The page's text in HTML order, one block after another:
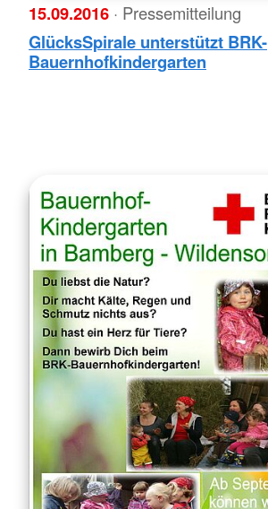
15.09.2016 · Pressemitteilung
GlücksSpirale unterstützt BRK-
Bauernhofkindergarten